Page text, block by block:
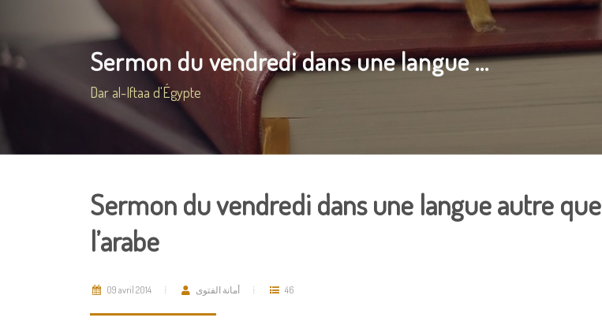
Sermon du vendredi dans une langue ...
Dar al-Iftaa d'Égypte
Sermon du vendredi dans une langue autre que
l’arabe
09 avril 2014 أمانة الفتوى 46